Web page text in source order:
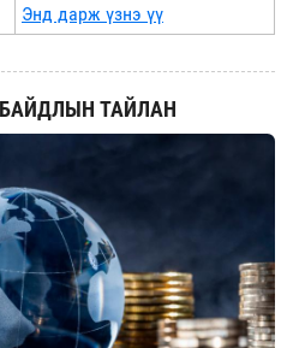
Энд дарж үзнэ үү
ТАЙЛАН